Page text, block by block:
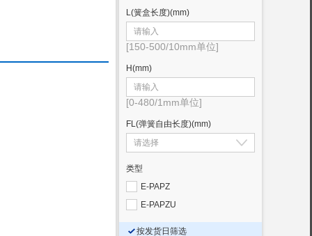
L(簧盒长度)(mm)
[150-500/10mm单位]
H(mm)
[0-480/1mm单位]
FL(弹簧自由长度)(mm)
类型
E-PAPZ
E-PAPZU
按发货日筛选